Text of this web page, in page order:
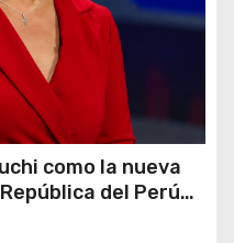
como la nueva
del Perú
2026-2031